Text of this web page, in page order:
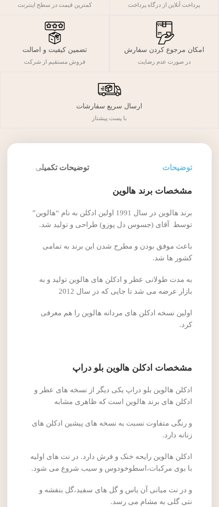
پرداخت آنلاین از درگاه پرداخت کمترین قیمت در سطح اینترنت
امکان مرجوع کردن سفارش
در صورت عدم رضایت
تضمین کیفیت و اصالت
فروش مستقیم از شرکت
ارسال سریع سفارشات
با پست پیشتاز
توضیحات توضیحات تکمیلی
مشخصات برند هالوین
برند هالوین در سال 1991 اولین ادکلن به نام “هالوین”
توسط آقای (جسوس دل پوزو) طراحی و تولید شد.
باعث موفق بودن و مطرح شدن این برند به تمامی
کشور ها شد.
به مدت طولانی عطر و ادکلن های هالوین تولید و به
بازار عرضه می شد تا جایی که در سال 2012
اولین نسخه ادکلن های مردانه هالوین را هم معرفی
کرد.
مشخصات ادکلن هالوین بلو دراپ
ادکلن هالوین بلو دراپ یکی دیگر از نسخه های عطر و
ادکلن های برند هالوین است که ظاهری مشابه
و رنگی متفاوت نسبت به نسخه های پیشین ادکلن های
زنانه دارد.
ادکلن هالوین رایحه خنک و فرش دارد. در نت های اولیه
با بوی مرکبات،اسطوخودوس و سیب شروع می شود.
و در نت میانی آن یاس و گل های سفید،گل بنفشه و
نتی گلی به مشام می رسد.